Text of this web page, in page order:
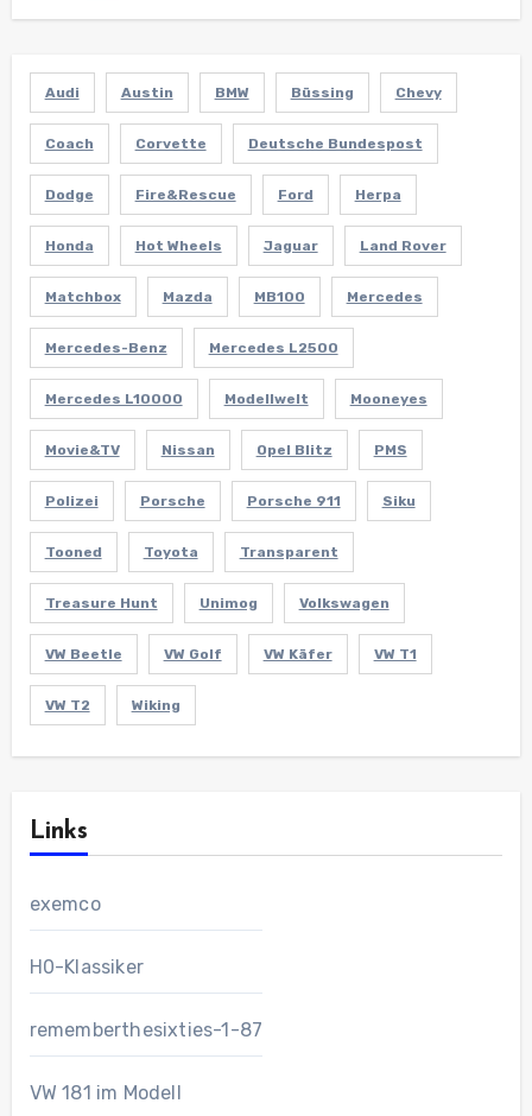
Audi Austin BMW Büssing Chevy
Coach Corvette Deutsche Bundespost
Dodge Fire&Rescue Ford Herpa
Honda Hot Wheels Jaguar Land Rover
Matchbox Mazda MB100 Mercedes
Mercedes-Benz Mercedes L2500
Mercedes L10000 Modellwelt Mooneyes
Movie&TV Nissan Opel Blitz PMS
Polizei Porsche Porsche 911 Siku
Tooned Toyota Transparent
Treasure Hunt Unimog Volkswagen
VW Beetle VW Golf VW Käfer VW T1
VW T2 Wiking
Links
exemco
H0-Klassiker
rememberthesixties-1-87
VW 181 im Modell